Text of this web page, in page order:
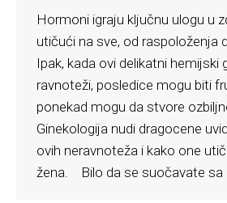
Hormoni igraju ključnu ulogu u
utičući na sve, od raspoloženja
Ipak, kada ovi delikatni hemijski
ravnoteži, posledice mogu biti
ponekad mogu da stvore
Ginekologija nudi dragocene
ovih neravnoteža i kako one
žena. Bilo da se suočavate sa